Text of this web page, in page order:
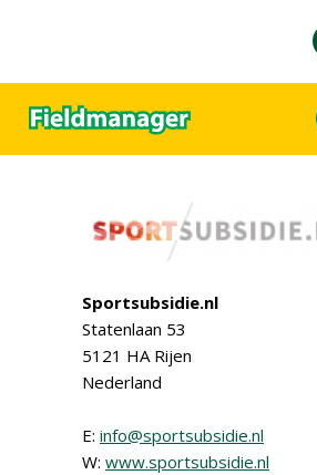
Sportsubsidie.nl
Statenlaan 53
5121 HA Rijen
Nederland
E: info@sportsubsidie.nl
W: www.sportsubsidie.nl